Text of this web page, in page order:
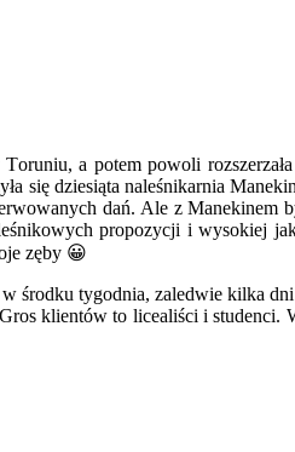
a potem powoli
się dziesiąta naleśnikarnia
dań. Ale z Manekinem
propozycji i wysokiej
zęby 😀
środku tygodnia, zaledwie kilka
klientów to licealiści i studenci.